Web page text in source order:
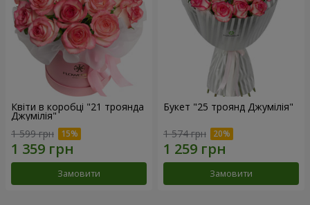
Квіти в коробці "21 троянда
Джумілія"
1 599 грн
Замовити
Букет "25 троянд Джумілія"
1 574 грн
Замовити